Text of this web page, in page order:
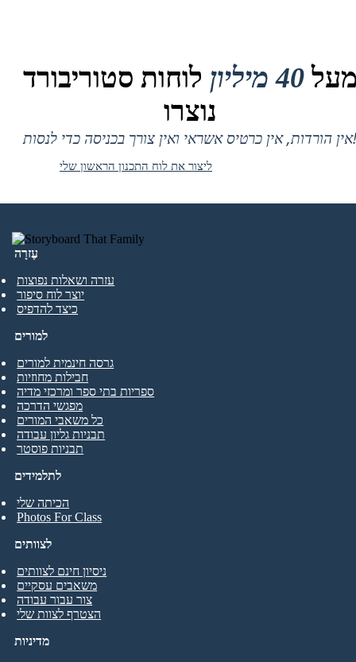
40 מיליון
לוחות סטוריבורד
נוצרו
אין הורדות, אין כרטיס אשראי ואין צורך בכניסה כדי לנסות!
ליצור את לוח התכנון הראשון שלי
עֶזרָה
עזרה ושאלות נפוצות
יוצר לוח סיפור
כיצד להדפיס
לתלמידים
הכיתה שלי
Photos For Class
למורים
גרסה חינמית למורים
חבילות מחוזיות
ספריות בתי ספר ומרכזי מדיה
מפגשי הדרכה
כל משאבי המורים
תבניות גליון עבודה
תבניות פוסטר
לצוותים
ניסיון חינם לצוותים
משאבים עסקיים
צור עבור עבודה
הצטרף לצוות שלי
מדיניות